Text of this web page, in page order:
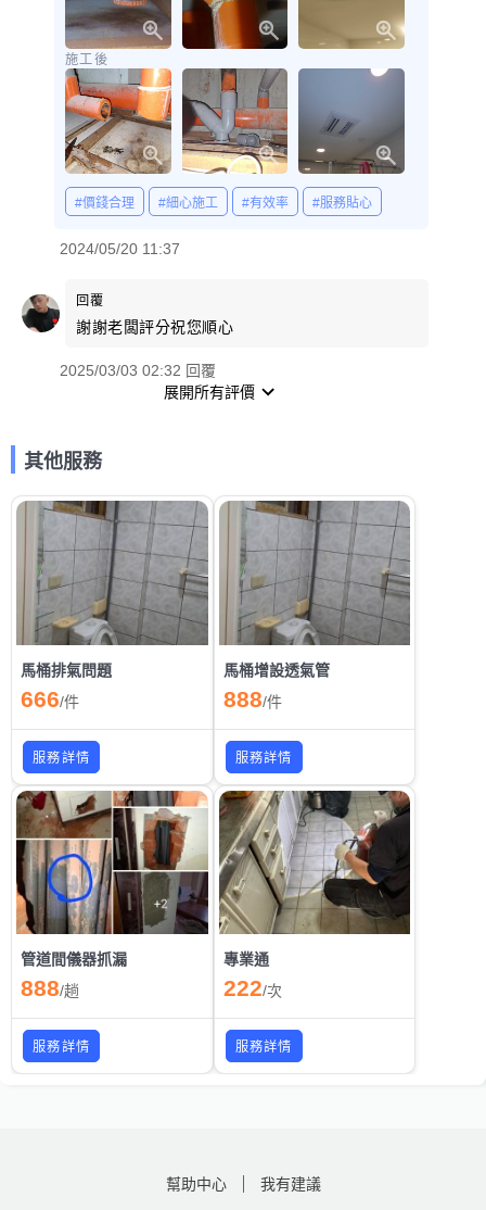
施工後
#價錢合理 #細心施工 #有效率 #服務貼心
2024/05/20 11:37
回覆
謝謝老闆評分祝您順心
2025/03/03 02:32 回覆
展開所有評價
其他服務
馬桶排氣問題
666/件
服務詳情
馬桶增設透氣管
888/件
服務詳情
管道間儀器抓漏
888/趟
服務詳情
專業通
222/次
服務詳情
幫助中心 我有建議